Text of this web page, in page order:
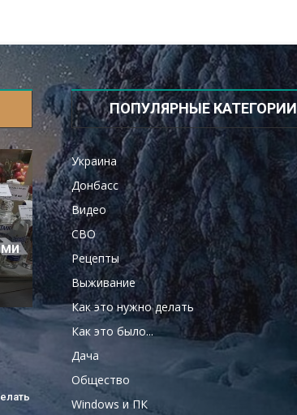
ПОПУЛЯРНЫЕ КАТЕГОРИИ
Украина
Донбасс
Видео
СВО
Рецепты
Выживание
Как это нужно делать
Как это было...
Дача
Общество
Windows и ПК